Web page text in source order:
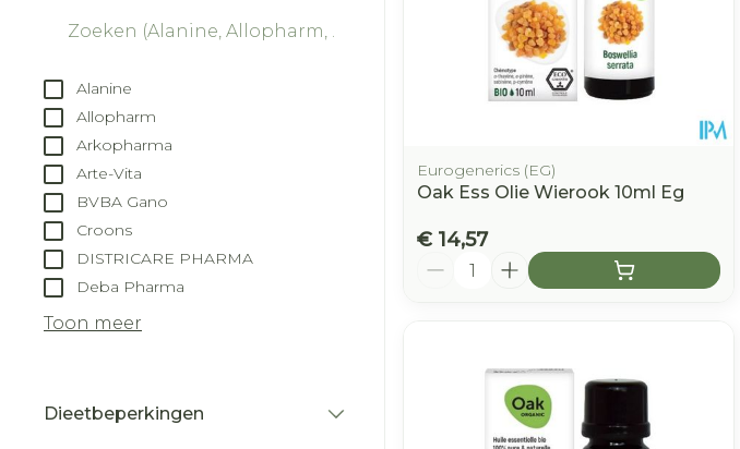
Alanine
Allopharm
Arkopharma
Arte-Vita
BVBA Gano
Croons
DISTRICARE PHARMA
Deba Pharma
Toon meer
Dieetbeperkingen
Eurogenerics (EG)
Oak Ess Olie Wierook 10ml Eg
€ 14,57
Aantal